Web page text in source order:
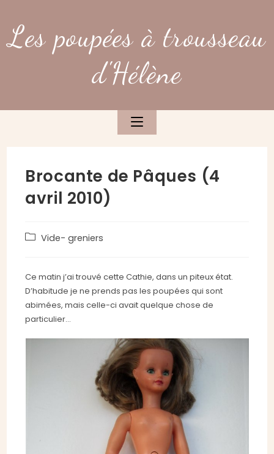
content
Les poupées à trousseau
d'Hélène
Brocante de Pâques (4
avril 2010)
PostVide- greniers
Ce matin j’ai trouvé cette Cathie, dans un piteux état.
D’habitude je ne prends pas les poupées qui sont
abimées, mais celle-ci avait quelque chose de
particulier…